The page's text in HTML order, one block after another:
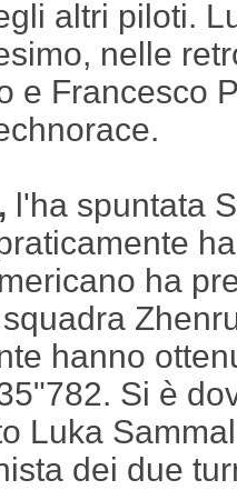
altri piloti.
nelle
e Francesco
l'ha spuntata
ha
hanno
Si è
Luka
dei due